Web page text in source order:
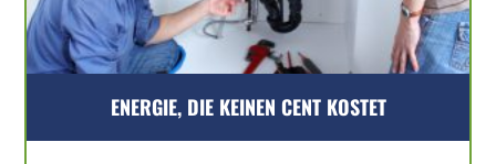
ENERGIE, DIE KEINEN CENT KOSTET